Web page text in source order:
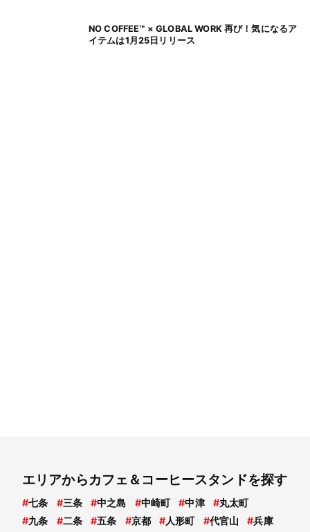
NO COFFEE™ × GLOBAL WORK 再び！気になるア
イテムは1月25日リリース
エリアからカフェ＆コーヒースタンドを探す
#七条 #三条 #中之島 #中崎町 #中津 #丸太町
#九条 #二条 #五条 #京都 #人形町 #代官山 #兵庫